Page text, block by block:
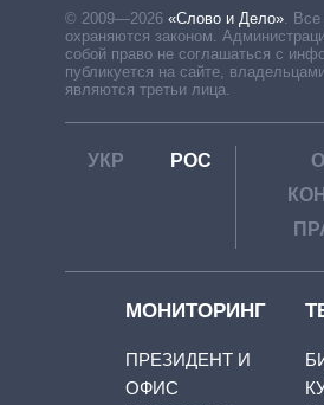
© 2009—2026 «Слово и Дело».
охраняются законом.
собой право не соглашаться с
публикуется на сайте,
являются третьи лица.
УКР РОС
МОНИТОРИНГ
ПРЕЗИДЕНТ И
ОФИС